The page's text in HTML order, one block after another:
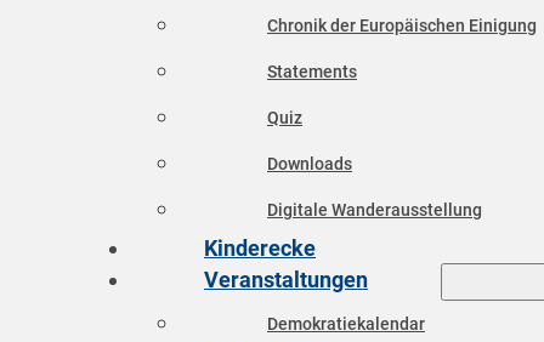
Chronik der Europäischen Einigung
Statements
Quiz
Downloads
Digitale Wanderausstellung
Kinderecke
Veranstaltungen
Demokratiekalendar